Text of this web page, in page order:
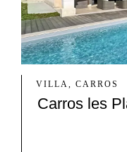
VILLA, CARROS
Carros les